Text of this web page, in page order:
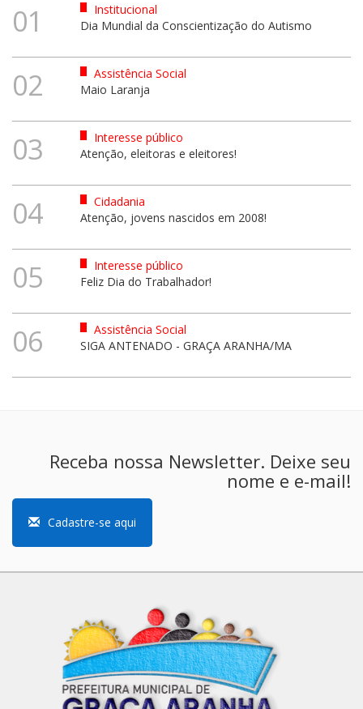
01
Institucional
Dia Mundial da Conscientização do Autismo
02
Assistência Social
Maio Laranja
03
Interesse público
Atenção, eleitoras e eleitores!
04
Cidadania
Atenção, jovens nascidos em 2008!
05
Interesse público
Feliz Dia do Trabalhador!
06
Assistência Social
SIGA ANTENADO - GRAÇA ARANHA/MA
Receba nossa Newsletter. Deixe seu
nome e e-mail!
Cadastre-se aqui